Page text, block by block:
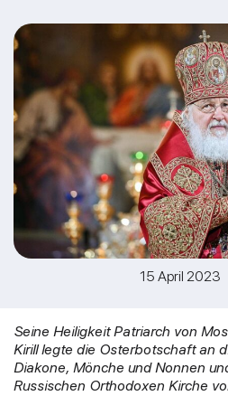
15 April 2023
Seine Heiligkeit Patriarch von
Kirill legte die Osterbotschaft an
Diakone, Mönche und Nonnen
Russischen Orthodoxen Kirche